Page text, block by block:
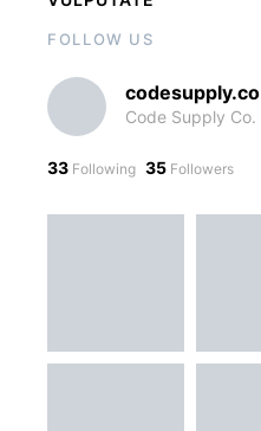
FOLLOW US
codesupply.co
Code Supply Co.
33 Following 35 Followers